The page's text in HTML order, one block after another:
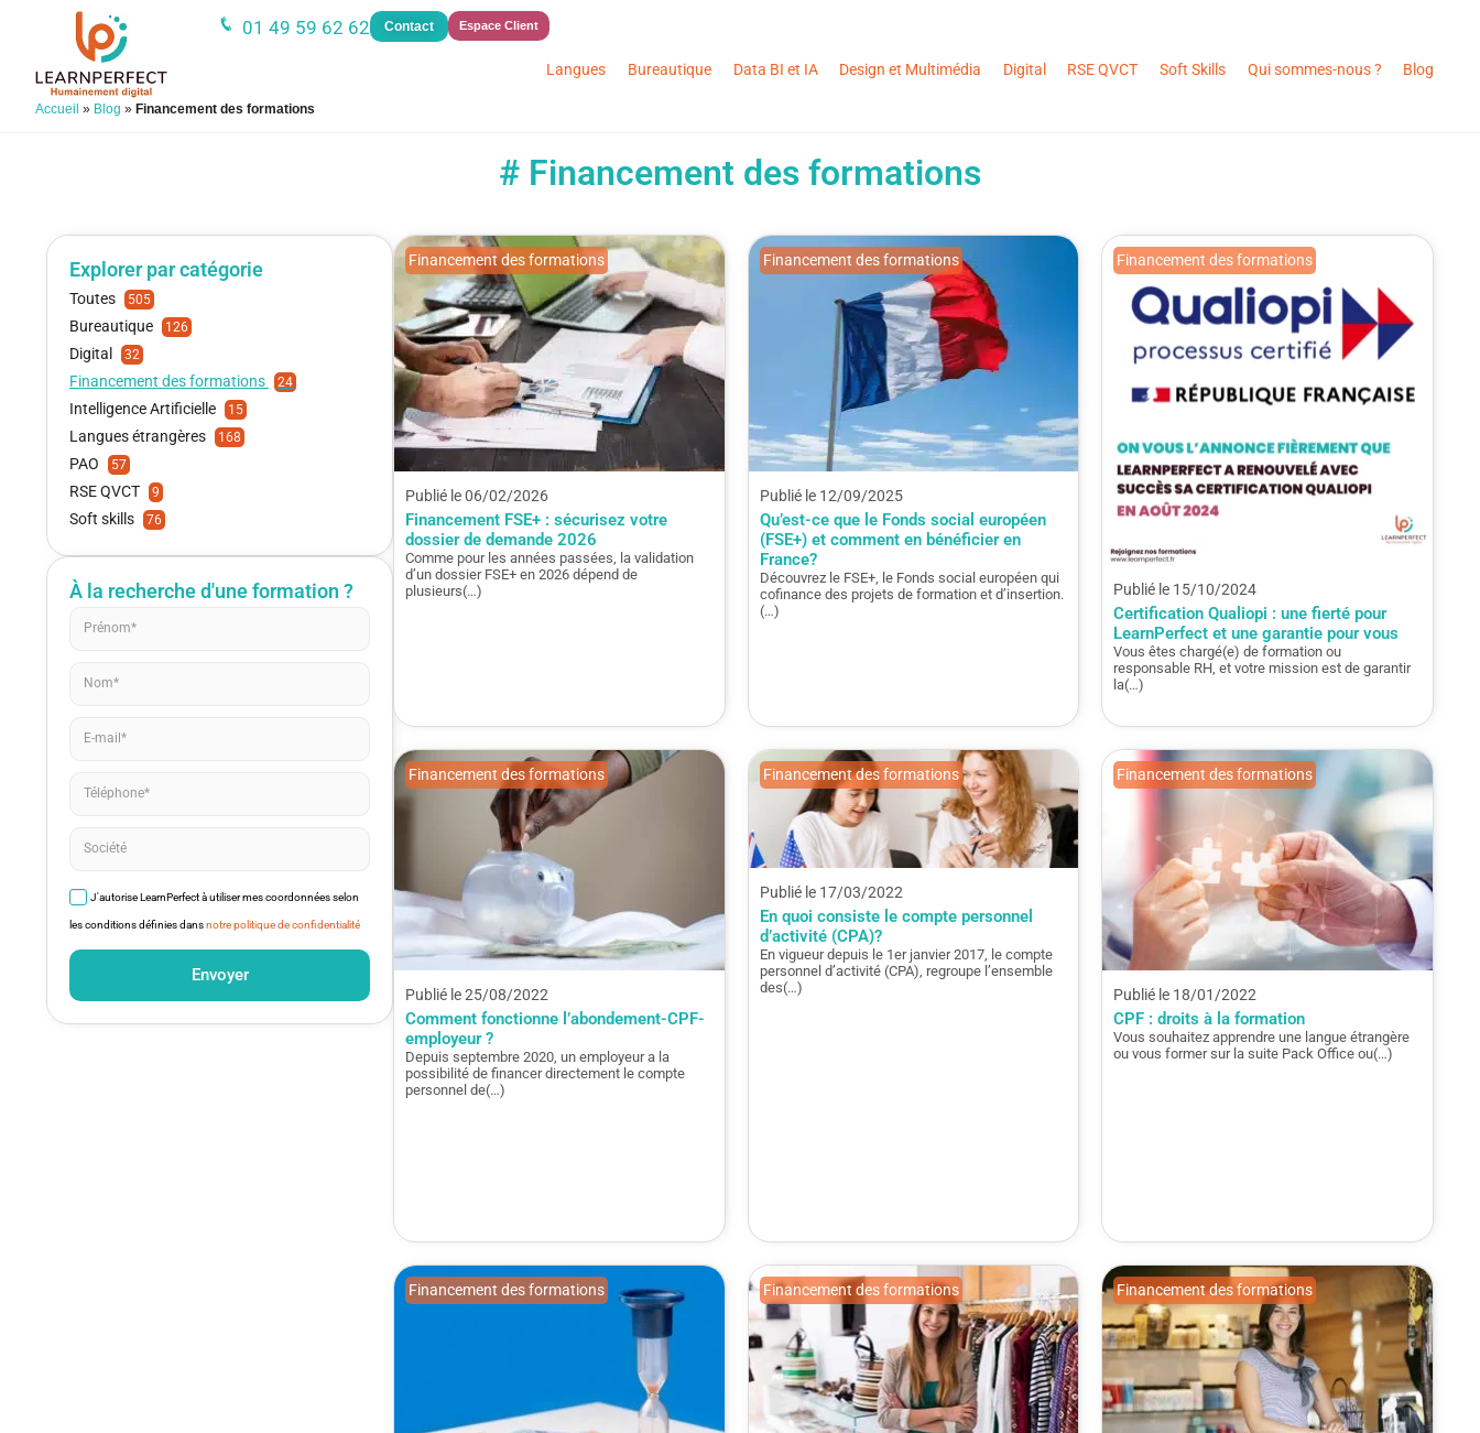
01 49 59 62 62 Contact Espace Client
Langues Bureautique Data BI et IA Design et Multimédia Digital RSE QVCT Soft Skills Qui sommes-nous ? Blog
Accueil » Blog » Financement des formations
# Financement des formations
Explorer par catégorie
Toutes 505
Bureautique 126
Digital 32
Financement des formations 24
Intelligence Artificielle 15
Langues étrangères 168
PAO 57
RSE QVCT 9
Soft skills 76
À la recherche d'une formation ?
J'autorise LearnPerfect à utiliser mes coordonnées selon
les conditions définies dansnotre politique de confidentialité
Envoyer
Publié le 06/02/2026
Financement FSE+ : sécurisez votre
dossier de demande 2026
Comme pour les années passées, la validation
d’un dossier FSE+ en 2026 dépend de
plusieurs(…)
Financement des formations
Publié le 12/09/2025
Qu’est-ce que le Fonds social européen
(FSE+) et comment en bénéficier en
France?
Découvrez le FSE+, le Fonds social européen qui
cofinance des projets de formation et d’insertion.
(…)
Financement des formations
Publié le 15/10/2024
Certification Qualiopi : une fierté pour
LearnPerfect et une garantie pour vous
Vous êtes chargé(e) de formation ou
responsable RH, et votre mission est de garantir
la(…)
Financement des formations
Publié le 25/08/2022
Comment fonctionne l’abondement-CPF-
employeur ?
Depuis septembre 2020, un employeur a la
possibilité de financer directement le compte
personnel de(…)
Financement des formations
Publié le 17/03/2022
En quoi consiste le compte personnel
d’activité (CPA)?
En vigueur depuis le 1er janvier 2017, le compte
personnel d’activité (CPA), regroupe l’ensemble
des(…)
Financement des formations
Publié le 18/01/2022
CPF : droits à la formation
Vous souhaitez apprendre une langue étrangère
ou vous former sur la suite Pack Office ou(…)
Financement des formations
Financement des formations Financement des formations Financement des formations